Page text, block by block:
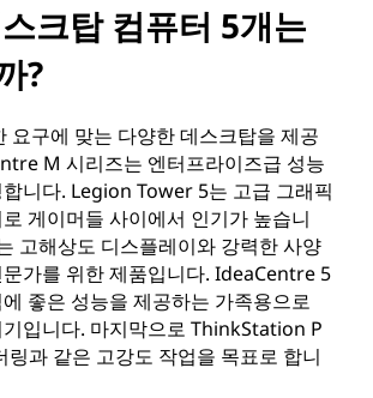
크탑 컴퓨터 5개는
?
요구에 맞는 다양한 데스크탑을 제공
M 시리즈는 엔터프라이즈급 성능
니다. Legion Tower 5는 고급 그래픽
게이머들 사이에서 인기가 높습니
고해상도 디스플레이와 강력한 사양
가를 위한 제품입니다. IdeaCentre 5
좋은 성능을 제공하는 가족용으로
입니다. 마지막으로 ThinkStation P
링과 같은 고강도 작업을 목표로 합니